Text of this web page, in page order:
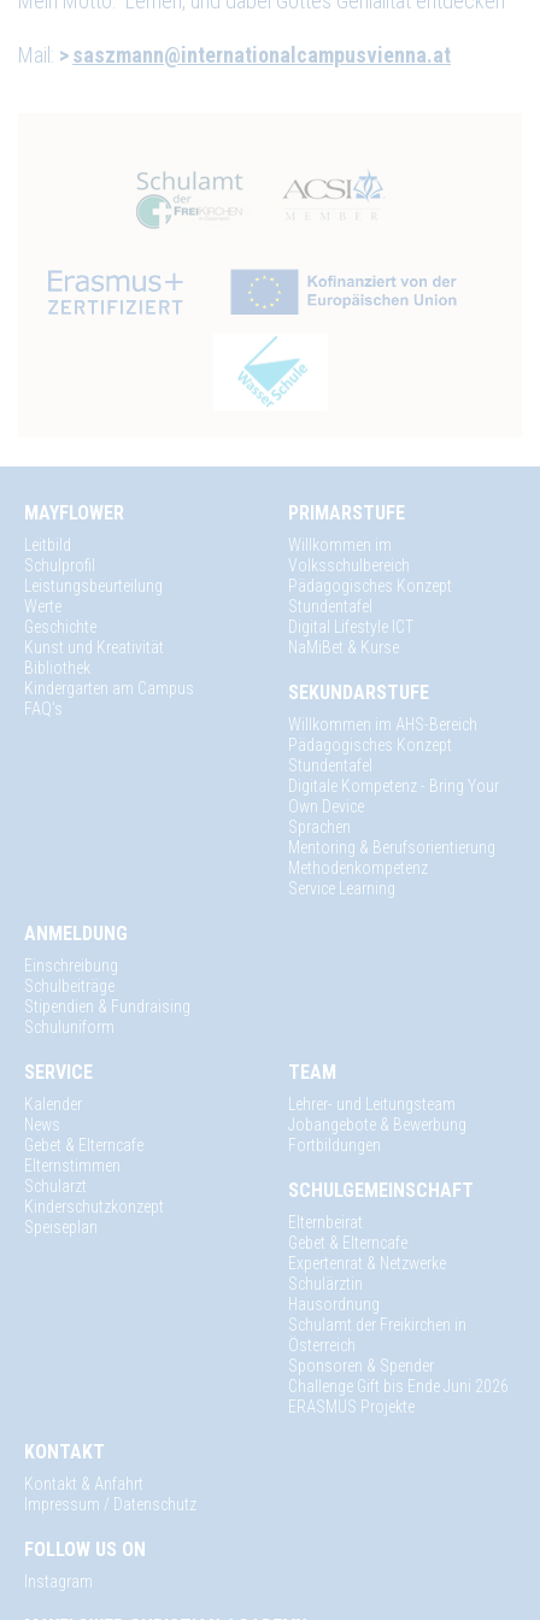
Mail: saszmann@internationalcampusvienna.at
MAYFLOWER
Leitbild
Schulprofil
Leistungsbeurteilung
Werte
Geschichte
Kunst und Kreativität
Bibliothek
Kindergarten am Campus
FAQ's
PRIMARSTUFE
Willkommen im
Volksschulbereich
Pädagogisches Konzept
Stundentafel
Digital Lifestyle ICT
NaMiBet & Kurse
SEKUNDARSTUFE
Willkommen im AHS-Bereich
Pädagogisches Konzept
Stundentafel
Digitale Kompetenz - Bring Your
Own Device
Sprachen
Mentoring & Berufsorientierung
Methodenkompetenz
Service Learning
ANMELDUNG
Einschreibung
Schulbeiträge
Stipendien & Fundraising
Schuluniform
SERVICE
Kalender
News
Gebet & Elterncafe
Elternstimmen
Schularzt
Kinderschutzkonzept
Speiseplan
TEAM
Lehrer- und Leitungsteam
Jobangebote & Bewerbung
Fortbildungen
SCHULGEMEINSCHAFT
Elternbeirat
Gebet & Elterncafe
Expertenrat & Netzwerke
Schulärztin
Hausordnung
Schulamt der Freikirchen in
Österreich
Sponsoren & Spender
Challenge Gift bis Ende Juni 2026
ERASMUS Projekte
KONTAKT
Kontakt & Anfahrt
Impressum / Datenschutz
FOLLOW US ON
Instagram